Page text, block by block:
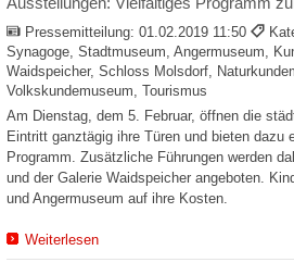
Pressemitteilung: 01.02.2019 11:50
Synagoge, Stadtmuseum, Angermuseum,
Waidspeicher, Schloss Molsdorf,
Volkskundemuseum, Tourismus
Am Dienstag, dem 5. Februar, öffnen die
Eintritt ganztägig ihre Türen und bieten dazu
Programm. Zusätzliche Führungen werden
und der Galerie Waidspeicher angeboten.
und Angermuseum auf ihre Kosten.
Weiterlesen